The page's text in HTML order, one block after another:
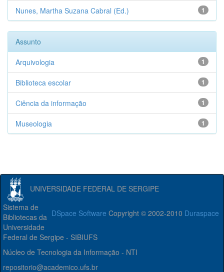
1
Nunes, Martha Suzana Cabral (Ed.)
Assunto
1
Arquivologia
1
Biblioteca escolar
1
Ciência da informação
1
Museologia
UNIVERSIDADE FEDERAL DE SERGIPE
DSpace Software Copyright © 2002-2010 Duraspace
Sistema de
Bibliotecas da
Universidade
Federal de Sergipe - SIBIUFS
Núcleo de Tecnologia da Informação - NTI
repositorio@academico.ufs.br